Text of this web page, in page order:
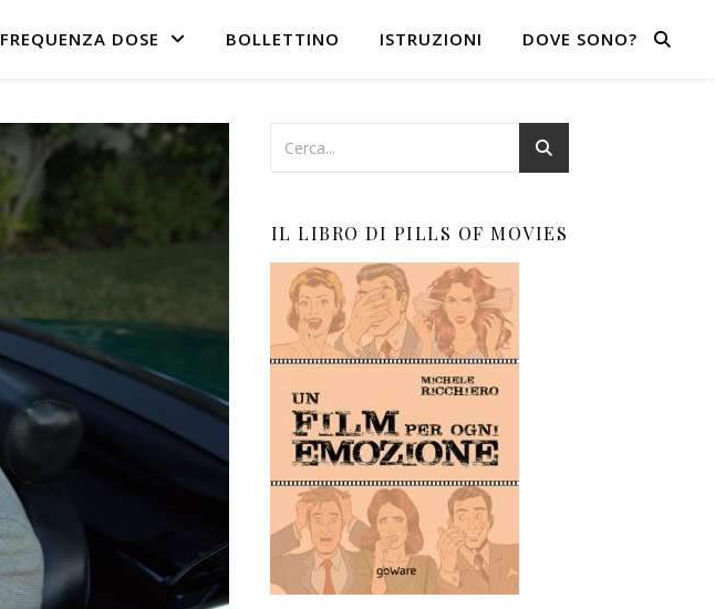
FREQUENZA DOSE BOLLETTINO ISTRUZIONI DOVE SONO?
IL LIBRO DI PILLS OF MOVIES